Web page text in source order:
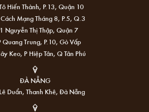
Hiến Thành, P.13, Quận 10
Cách Mạng Tháng 8, P.5, Q.3
Nguyễn Thị Thập, Quận 7
Trung, P.10, Gò Vấp
Keo, P Hiệp Tân, Q Tân Phú
ĐÀ NẴNG
Duẩn, Thanh Khê, Đà Nẵng